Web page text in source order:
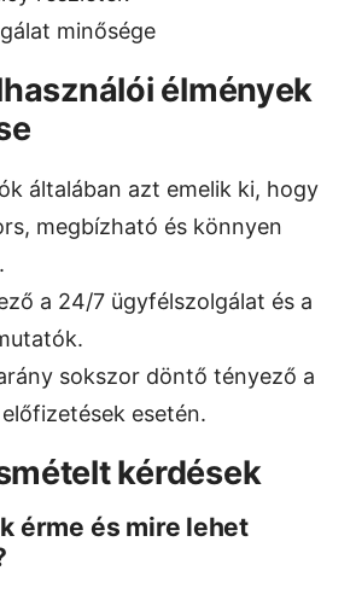
minősége
élmények
általában azt emelik ki, hogy
megbízható és könnyen
a 24/7 ügyfélszolgálat és a
sokszor döntő tényező a
esetén.
kérdések
érme és mire lehet